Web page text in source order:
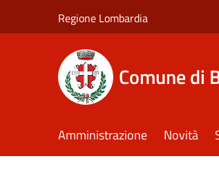
Regione Lombardia
Comune di
Amministrazione Novità